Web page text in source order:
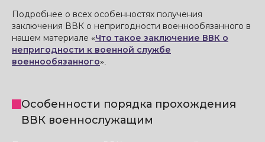
Подробнее о всех особенностях получения
заключения ВВК о непригодности военнообязанного в
нашем материале «Что такое заключение ВВК о
непригодности к военной службе
военнообязанного».
Особенности порядка прохождения
ВВК военнослужащим